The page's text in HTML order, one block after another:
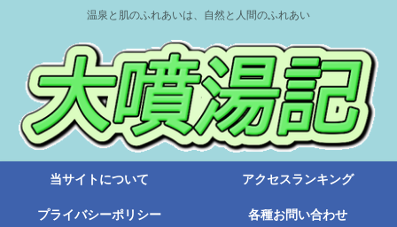
温泉と肌のふれあいは、自然と人間のふれあい
当サイトについて アクセスランキング
プライバシーポリシー 各種お問い合わせ